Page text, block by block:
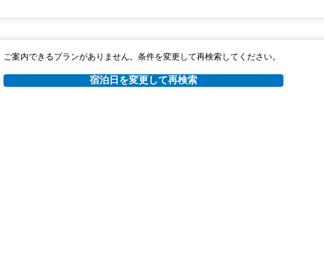
ご案内できるプランがありません。条件を変更して再検索してください。
宿泊日を変更して再検索